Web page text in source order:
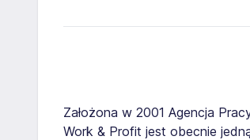
Założona w 2001 Agencja
Work & Profit jest obecnie